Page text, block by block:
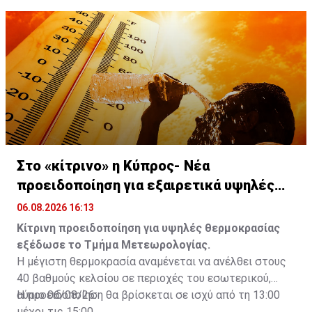
Στο «κίτρινο» η Κύπρος- Νέα
προειδοποίηση για εξαιρετικά υψηλές
θερμοκρασίες
06.08.2026 16:13
Κίτρινη προειδοποίηση για υψηλές θερμοκρασίας
εξέδωσε το Τμήμα Μετεωρολογίας.
Η μέγιστη θερμοκρασία αναμένεται να ανέλθει στους
40 βαθμούς κελσίου σε περιοχές του εσωτερικού,
αύριο 06/08/26.
Η προειδοποίηση θα βρίσκεται σε ισχύ από τη 13:00